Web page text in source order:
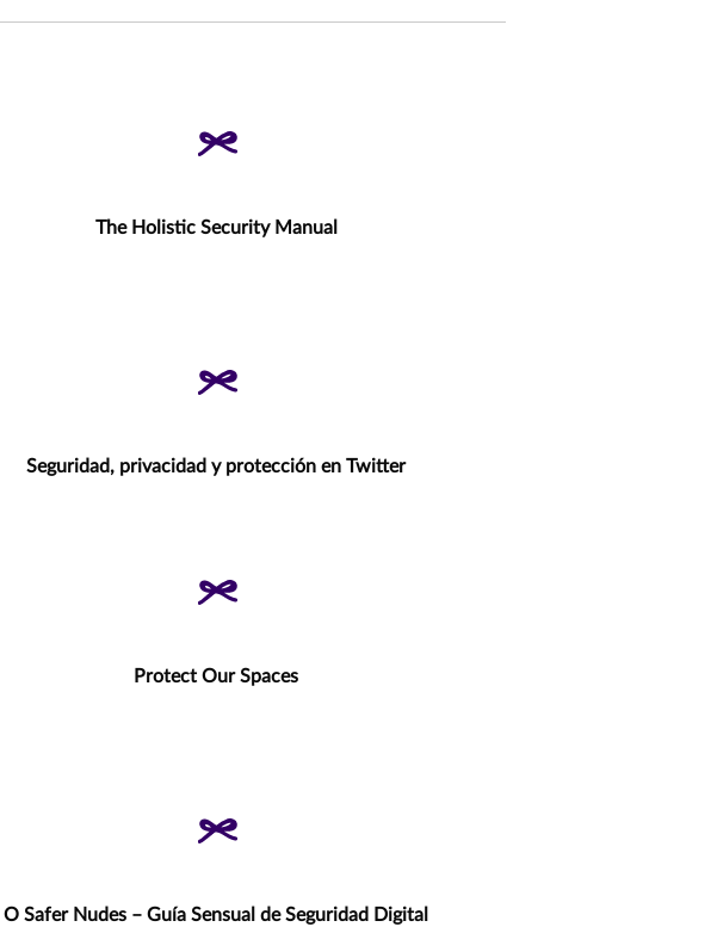
The Holistic Security Manual
Seguridad, privacidad y protección en Twitter
Protect Our Spaces
O Safer Nudes – Guía Sensual de Seguridad Digital